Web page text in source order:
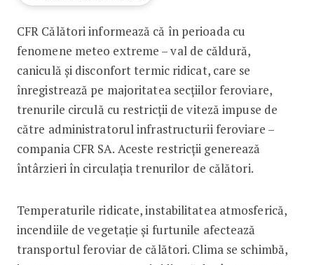
Fără aer condiționat în trenuri. CFR
CFR Călători informează că în perioada cu
fenomene meteo extreme – val de căldură,
caniculă și disconfort termic ridicat, care se
înregistrează pe majoritatea secțiilor feroviare,
trenurile circulă cu restricții de viteză impuse de
către administratorul infrastructurii feroviare –
compania CFR SA. Aceste restricții generează
întârzieri în circulația trenurilor de călători.
Temperaturile ridicate, instabilitatea atmosferică,
incendiile de vegetație și furtunile afectează
transportul feroviar de călători. Clima se schimbă,